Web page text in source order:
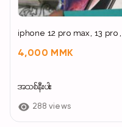
iphone 12 pro max, 13 pro
4,000 MMK
အသစ်နီးပါး
288 views